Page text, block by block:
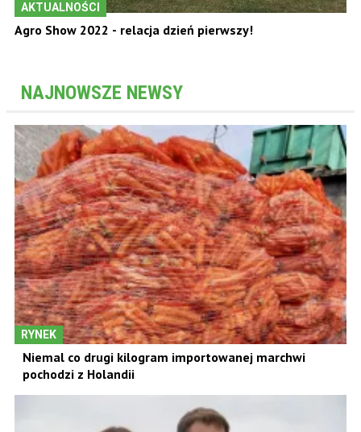
AKTUALNOŚCI
Agro Show 2022 - relacja dzień pierwszy!
NAJNOWSZE NEWSY
RYNEK
Niemal co drugi kilogram importowanej marchwi
pochodzi z Holandii